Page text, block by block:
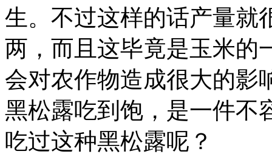
生。不过这样的话产量就
两，而且这毕竟是玉米的
会对农作物造成很大的影
黑松露吃到饱，是一件不
吃过这种黑松露呢？‌‌‌‌